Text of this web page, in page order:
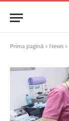
Prima pagină » News »